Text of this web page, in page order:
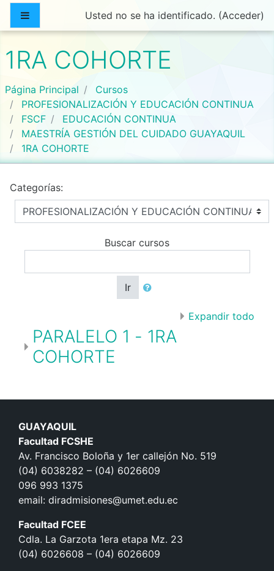
Salta al contenido principal
Panel lateralUsted no se ha identificado. (Acceder)
1RA COHORTE
Página Principal
Cursos
PROFESIONALIZACIÓN Y EDUCACIÓN CONTINUA
FSCF
EDUCACIÓN CONTINUA
MAESTRÍA GESTIÓN DEL CUIDADO GUAYAQUIL
1RA COHORTE
Categorías:
Buscar cursos
Ir
Expandir todo
PARALELO 1 - 1RA
COHORTE
GUAYAQUIL
Facultad FCSHE
Av. Francisco Boloña y 1er callejón No. 519
(04) 6038282 – (04) 6026609
096 993 1375
email: diradmisiones@umet.edu.ec
Facultad FCEE
Cdla. La Garzota 1era etapa Mz. 23
(04) 6026608 – (04) 6026609